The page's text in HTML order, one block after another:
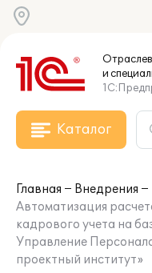
и
Каталог
Главная
Внедрения
Автоматизация
кадрового учета на
Управление
проектный институт»